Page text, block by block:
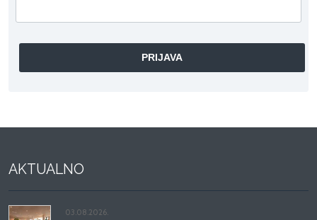
AKTUALNO
03.08.2026.